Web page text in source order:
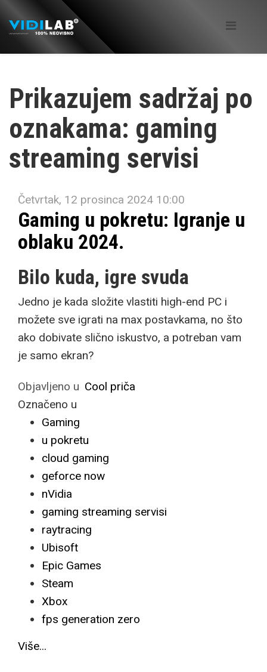
Prikazujem sadržaj po
oznakama: gaming
streaming servisi
Četvrtak, 12 prosinca 2024 10:00
Gaming u pokretu: Igranje u
oblaku 2024.
Bilo kuda, igre svuda
Jedno je kada složite vlastiti high-end PC i
možete sve igrati na max postavkama, no što
ako dobivate slično iskustvo, a potreban vam
je samo ekran?
Objavljeno u Cool priča
Označeno u
Gaming
u pokretu
cloud gaming
geforce now
nVidia
gaming streaming servisi
raytracing
Ubisoft
Epic Games
Steam
Xbox
fps generation zero
Više...